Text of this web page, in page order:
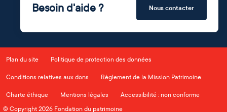
Besoin d'aide ? Nous contacter
Plan du site Politique de protection des données
Conditions relatives aux dons Règlement de la Mission Patrimoine
Charte éthique Mentions légales
Accessibilité : non conforme
© Copyright 2026 Fondation du patrimoine